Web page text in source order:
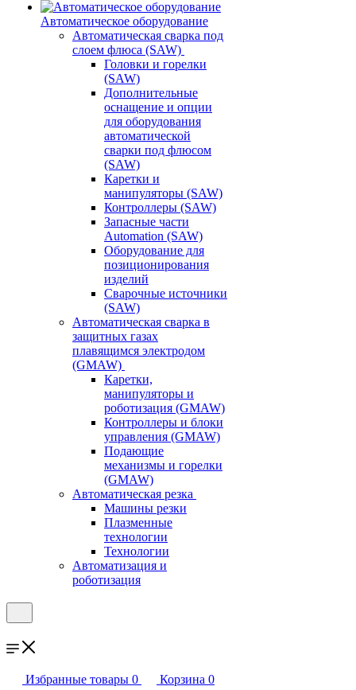
Автоматическое оборудование
Автоматическая сварка под
слоем флюса (SAW)
Головки и горелки
(SAW)
Дополнительные
оснащение и опции
для оборудования
автоматической
сварки под флюсом
(SAW)
Каретки и
манипуляторы (SAW)
Контроллеры (SAW)
Запасные части
Automation (SAW)
Оборудование для
позиционирования
изделий
Сварочные источники
(SAW)
Автоматическая сварка в
защитных газах
плавящимся электродом
(GMAW)
Каретки,
манипуляторы и
роботизация (GMAW)
Контроллеры и блоки
управления (GMAW)
Подающие
механизмы и горелки
(GMAW)
Автоматическая резка
Машины резки
Плазменные
технологии
Технологии
Автоматизация и
роботизация
Избранные товары 0 Корзина 0